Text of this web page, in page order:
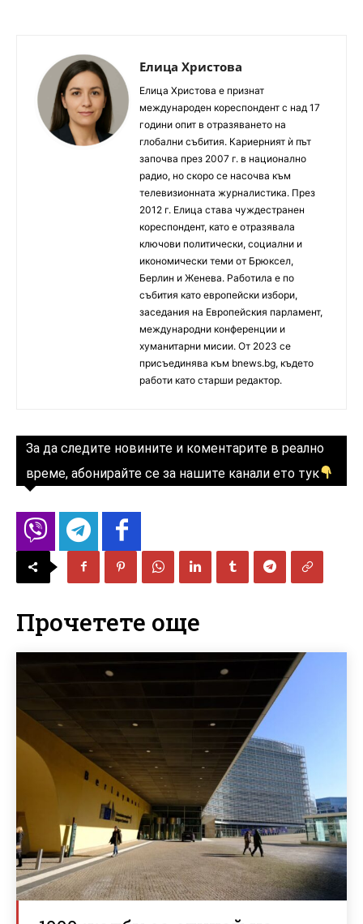
Елица Христова
Елица Христова е признат
международен кореспондент с над 17
години опит в отразяването на
глобални събития. Кариерният ѝ път
започва през 2007 г. в национално
радио, но скоро се насочва към
телевизионната журналистика. През
2012 г. Елица става чуждестранен
кореспондент, като е отразявала
ключови политически, социални и
икономически теми от Брюксел,
Берлин и Женева. Работила е по
събития като европейски избори,
заседания на Европейския парламент,
международни конференции и
хуманитарни мисии. От 2023 се
присъединява към bnews.bg, където
работи като старши редактор.
За да следите новините и коментарите в реално
време, абонирайте се за нашите канали ето тук
Прочетете още